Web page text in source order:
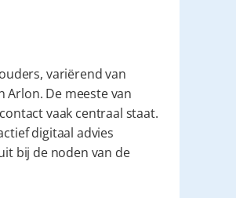
variërend van
Arlon. De meeste van
vaak centraal staat.
digitaal advies
bij de noden van de